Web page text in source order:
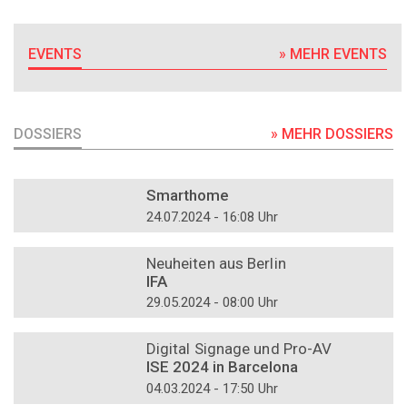
EVENTS » MEHR EVENTS
DOSSIERS » MEHR DOSSIERS
Smarthome
24.07.2024 - 16:08 Uhr
Neuheiten aus Berlin
IFA
29.05.2024 - 08:00 Uhr
Digital Signage und Pro-AV
ISE 2024 in Barcelona
04.03.2024 - 17:50 Uhr